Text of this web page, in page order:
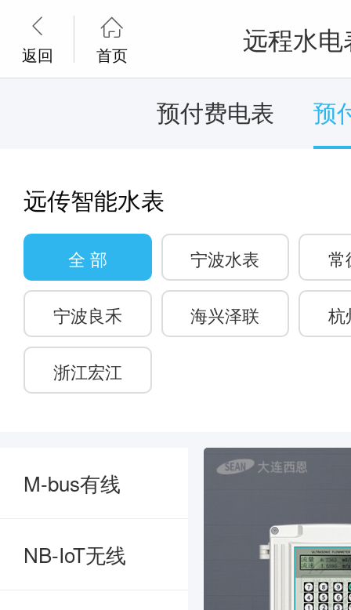

返回

首页 远程水电
预付费电表 预
远传智能水表
全 部 宁波水表 常
宁波良禾 海兴泽联 杭
浙江宏江
M-bus有线
NB-IoT无线